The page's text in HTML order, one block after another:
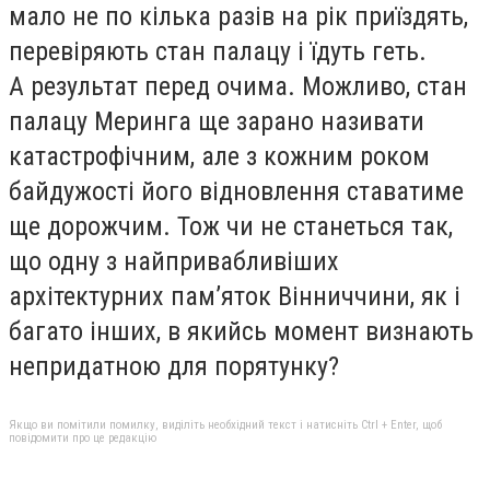
мало не по кілька разів на рік приїздять,
перевіряють стан палацу і їдуть геть.
А результат перед очима. Можливо, стан
палацу Меринга ще зарано називати
катастрофічним, але з кожним роком
байдужості його відновлення ставатиме
ще дорожчим. Тож чи не станеться так,
що одну з найпривабливіших
архітектурних пам’яток Вінниччини, як і
багато інших, в якийсь момент визнають
непридатною для порятунку?
Якщо ви помітили помилку, виділіть необхідний текст і натисніть Ctrl + Enter, щоб
повідомити про це редакцію